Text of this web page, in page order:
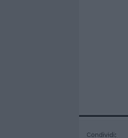
Condividi: